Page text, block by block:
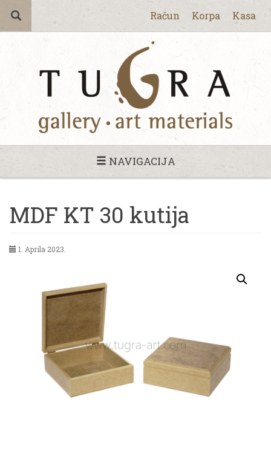
Račun Korpa Kasa
NAVIGACIJA
MDF KT 30 kutija
1. Aprila 2023.